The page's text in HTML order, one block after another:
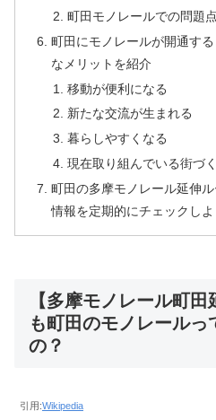
町田モノレールでの問題点
町田にモノレールが開通す
なメリットを紹介
移動が便利になる
新たな交流が生まれる
暮らしやすくなる
現在取り組んでいる街づ
町田の多摩モノレール延伸
情報を定期的にチェックしよ
【多摩モノレール町
も町田のモノレールっ
の？
引用:Wikipedia